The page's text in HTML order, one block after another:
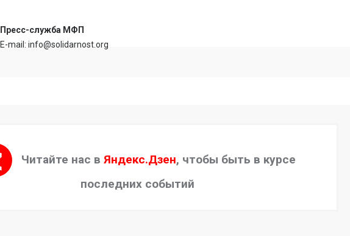
Пресс-служба МФП
E-mail: info@solidarnost.org
Читайте нас в Яндекс.Дзен, чтобы быть в курсе
последних событий